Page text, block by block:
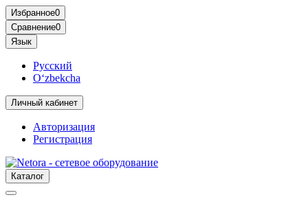
Избранное0
Сравнение0
Язык
Русский
O‘zbekcha
Личный кабинет
Авторизация
Регистрация
Каталог